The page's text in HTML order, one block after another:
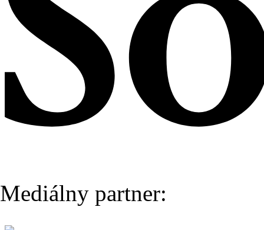
Mediálny partner: